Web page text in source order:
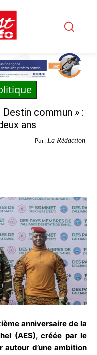
Destin commun » :
ans
Par: La Rédaction
anniversaire de la
(AES), créée par le
autour d’une ambition